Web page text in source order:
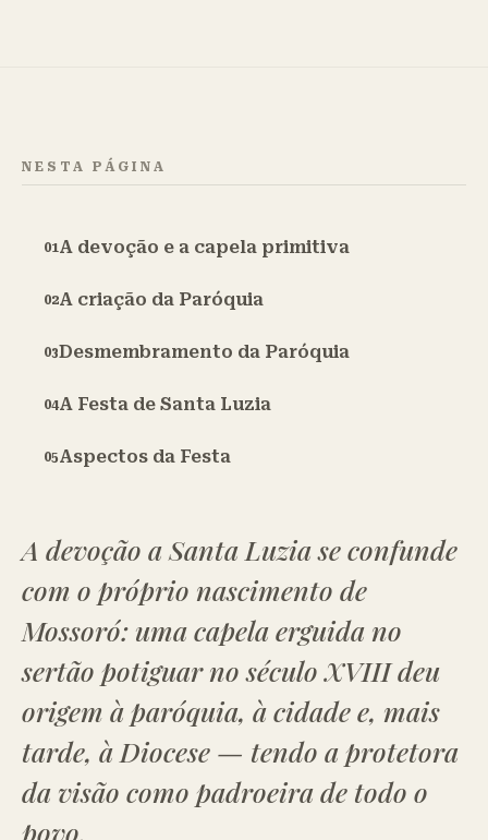
NESTA PÁGINA
A devoção e a capela primitiva
A criação da Paróquia
Desmembramento da Paróquia
A Festa de Santa Luzia
Aspectos da Festa
A devoção a Santa Luzia se confunde
com o próprio nascimento de
Mossoró: uma capela erguida no
sertão potiguar no século XVIII deu
origem à paróquia, à cidade e, mais
tarde, à Diocese — tendo a protetora
da visão como padroeira de todo o
povo.